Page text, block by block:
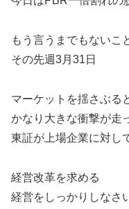
もう言うまでもないこ
その先週3月31日
マーケットを揺さぶる
かなり大きな衝撃が走
東証が上場企業に対し
経営改革を求める
経営をしっかりしなさ